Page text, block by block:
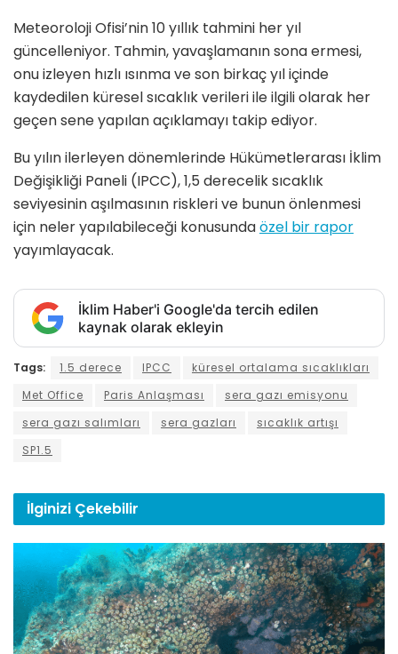
Meteoroloji Ofisi’nin 10 yıllık tahmini her yıl
güncelleniyor. Tahmin, yavaşlamanın sona ermesi,
onu izleyen hızlı ısınma ve son birkaç yıl içinde
kaydedilen küresel sıcaklık verileri ile ilgili olarak her
geçen sene yapılan açıklamayı takip ediyor.
Bu yılın ilerleyen dönemlerinde Hükümetlerarası İklim
Değişikliği Paneli (IPCC), 1,5 derecelik sıcaklık
seviyesinin aşılmasının riskleri ve bunun önlenmesi
için neler yapılabileceği konusundaözel bir rapor
yayımlayacak.
İklim Haber'i Google'da tercih edilen
kaynak olarak ekleyin
Tags: 1.5 derece IPCC
küresel ortalama sıcaklıkları
Met Office
Paris Anlaşması
sera gazı emisyonu
sera gazı salımları
sera gazları
sıcaklık artışı
SP1.5
İlginizi Çekebilir